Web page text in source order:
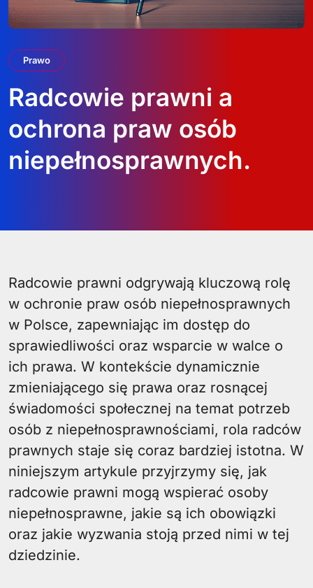
Prawo
Radcowie prawni a
ochrona praw osób
niepełnosprawnych.
Radcowie prawni odgrywają kluczową rolę
w ochronie praw osób niepełnosprawnych
w Polsce, zapewniając im dostęp do
sprawiedliwości oraz wsparcie w walce o
ich prawa. W kontekście dynamicznie
zmieniającego się prawa oraz rosnącej
świadomości społecznej na temat potrzeb
osób z niepełnosprawnościami, rola radców
prawnych staje się coraz bardziej istotna. W
niniejszym artykule przyjrzymy się, jak
radcowie prawni mogą wspierać osoby
niepełnosprawne, jakie są ich obowiązki
oraz jakie wyzwania stoją przed nimi w tej
dziedzinie.